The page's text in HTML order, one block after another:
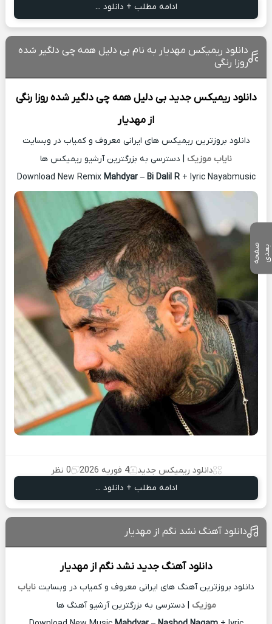
ادامه مطلب + دانلود ...
دانلود ریمیکس مهدیار به نام بی دلیل همه چی دلگیر شده
روزا رنگی
دانلود ریمیکس جدید بی دلیل همه چی دلگیر شده روزا رنگی
ازمهدیار
دانلود بروزترین ریمیکس های ایرانی معروف و کمیاب در وبسایت
نایاب موزیک | دسترسی به بزرگترین آرشیو ریمیکس ها
Download New Remix Mahdyar– Bi Dalil R+ lyric Nayabmusic
دانلود ریمیکس جدید 4 فوریه 2026
0 نظر
ادامه مطلب + دانلود ...
دانلود آهنگ نشد نگم از مهدیار
دانلود آهنگ جدید نشد نگم ازمهدیار
دانلود بروزترین آهنگ های ایرانی معروف و کمیاب در وبسایت نایاب
موزیک | دسترسی به بزرگترین آرشیو آهنگ ها
ص
ف
ح
ه ب ع
د ی